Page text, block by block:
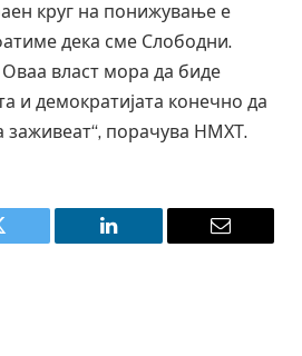
круг на понижување е
дека сме Слободни.
власт мора да биде
и демократијата конечно да
заживеат“, порачува НМХТ.
LinkedIn Email